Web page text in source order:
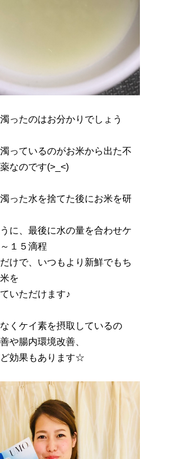
ったのはお分かりでしょう
っているのがお米から出た不
なのです(>_<)
った水を捨てた後にお米を研
に、最後に水の量を合わせケ
１５滴程
けで、いつもより新鮮でもち
を
いただけます♪
くケイ素を摂取しているの
や腸内環境改善、
効果もあります☆